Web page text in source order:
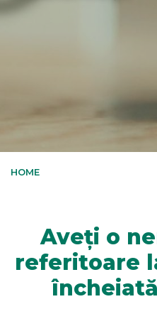
HOME
Aveți o
referitoare